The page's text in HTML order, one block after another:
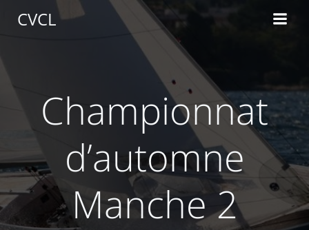
Aller
au
contenu
CVCL
Championnat
d’automne
Manche 2